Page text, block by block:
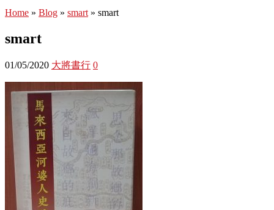
Home » Blog » smart » smart
smart
01/05/2020 大將書行 0